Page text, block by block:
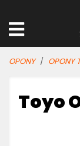
OPONY OPONY
Toyo